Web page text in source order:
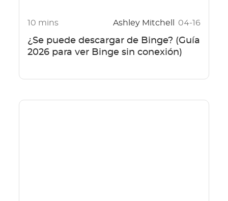
10 mins Ashley Mitchell 04-16
¿Se puede descargar de Binge? (Guía
2026 para ver Binge sin conexión)